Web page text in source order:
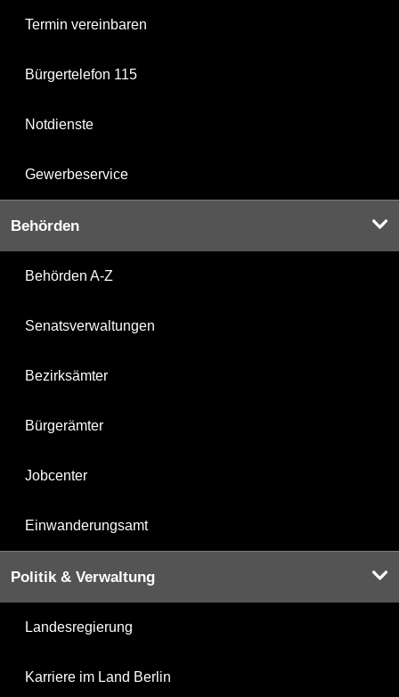
Termin vereinbaren
Bürgertelefon 115
Notdienste
Gewerbeservice
Behörden
Behörden A-Z
Senatsverwaltungen
Bezirksämter
Bürgerämter
Jobcenter
Einwanderungsamt
Politik & Verwaltung
Landesregierung
Karriere im Land Berlin